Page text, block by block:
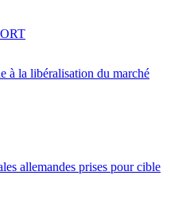
à la libéralisation du marché
allemandes prises pour cible